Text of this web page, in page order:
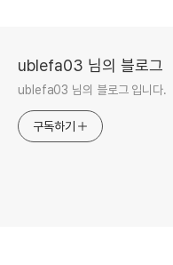
ublefa03 님의 블로그
ublefa03 님의 블로그 입니다.
구독하기